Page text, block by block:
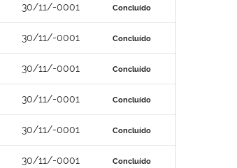
30/11/-0001 Concluído
30/11/-0001 Concluído
30/11/-0001 Concluído
30/11/-0001 Concluído
30/11/-0001 Concluído
30/11/-0001 Concluído